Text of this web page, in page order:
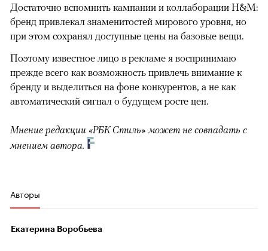
Достаточно вспомнить кампании и коллаборации H&M:
бренд привлекал знаменитостей мирового уровня, но
при этом сохранял доступные цены на базовые вещи.
Поэтому известное лицо в рекламе я воспринимаю
прежде всего как возможность привлечь внимание к
бренду и выделиться на фоне конкурентов, а не как
автоматический сигнал о будущем росте цен.
Мнение редакции «РБК Стиль» может не совпадать с
мнением автора.
Авторы
Екатерина Воробьева